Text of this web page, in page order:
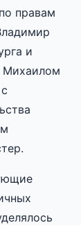
правам
и
Михаилом